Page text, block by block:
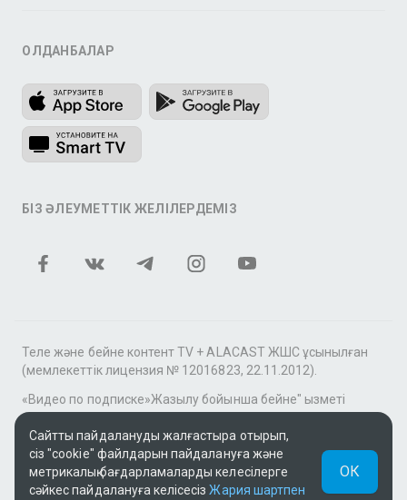
ҚОЛДАНБАЛАР
БІЗ ӘЛЕУМЕТТІК ЖЕЛІЛЕРДЕМІЗ
Теле және бейне контент TV + ALACAST ЖШС ұсынылған
(мемлекеттік лицензия № 12016823, 22.11.2012).
«Видео по подписке»Жазылу бойынша бейне" қызметі
аясында tv+» фильмдер мен сериалдар топтамасы үшін
контентті MEGOGO онлайн-кинотеатры ұсынады.
Қолдау: tvplus@telecom.kz
UUID: e5325086-dbdc-4e52-9982-17e1256b482f
Сайтты пайдалануды жалғастыра отырып,
сіз "cookie" файлдарын пайдалануға және
метрикалық бағдарламаларды келесілерге
сәйкес пайдалануға келісесізЖария шартпен
ОК